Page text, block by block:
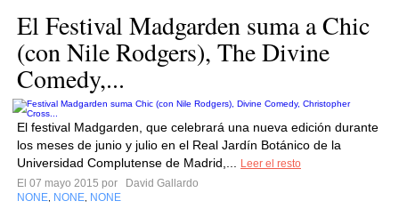
El Festival Madgarden suma a Chic
(con Nile Rodgers), The Divine
Comedy,...
El festival Madgarden, que celebrará una nueva edición durante
los meses de junio y julio en el Real Jardín Botánico de la
Universidad Complutense de Madrid,...
Leer el resto
El 07 mayo 2015 por
David Gallardo
NONE NONE NONE